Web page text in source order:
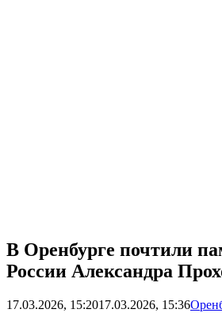
В Оренбурге почтили
России Александра
17.03.2026, 15:2017.03.2026, 15:36